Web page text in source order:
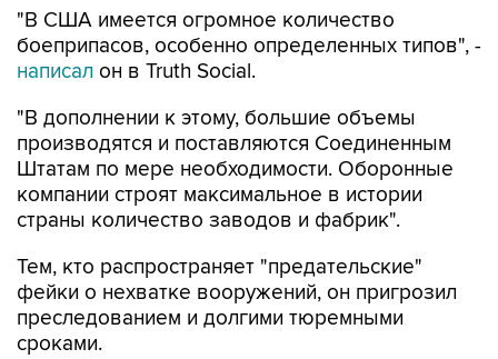
"В США имеется огромное количество
боеприпасов, особенно определенных типов", -
написал он в Truth Social.
"В дополнении к этому, большие объемы
производятся и поставляются Соединенным
Штатам по мере необходимости. Оборонные
компании строят максимальное в истории
страны количество заводов и фабрик".
Тем, кто распространяет "предательские"
фейки о нехватке вооружений, он пригрозил
преследованием и долгими тюремными
сроками.